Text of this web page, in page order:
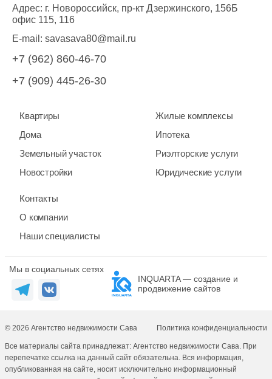
Адрес: г. Новороссийск, пр-кт Дзержинского, 156Б
офис 115, 116
E-mail: savasava80@mail.ru
+7 (962) 860-46-70
+7 (909) 445-26-30
Квартиры
Дома
Земельный участок
Новостройки
Жилые комплексы
Ипотека
Риэлторские услуги
Юридические услуги
Контакты
О компании
Наши специалисты
Мы в социальных сетях
INQUARTA — создание и
продвижение сайтов
© 2026 Агентство недвижимости Сава Политика конфиденциальности
Все материалы сайта принадлежат: Агентство недвижимости Сава. При
перепечатке ссылка на данный сайт обязательна. Вся информация,
опубликованная на сайте, носит исключительно информационный